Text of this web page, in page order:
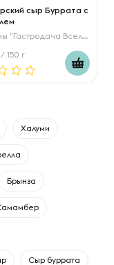
сыр Буррата с
"Гастродача Вселуг"
/ 150 г
Халуми
Брынза
Сыр буррата